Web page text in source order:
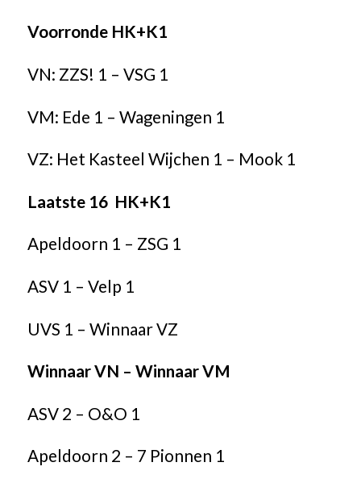
Voorronde HK+K1
VN: ZZS! 1 – VSG 1
VM: Ede 1 – Wageningen 1
VZ: Het Kasteel Wijchen 1 – Mook 1
Laatste 16 HK+K1
Apeldoorn 1 – ZSG 1
ASV 1 – Velp 1
UVS 1 – Winnaar VZ
Winnaar VN – Winnaar VM
ASV 2 – O&O 1
Apeldoorn 2 – 7 Pionnen 1